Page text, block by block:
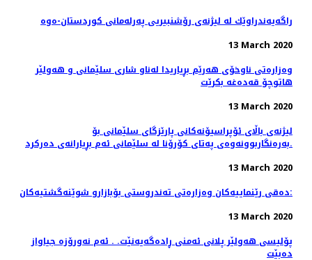
راگه‌یه‌ندراوێك لە لیژنەی رۆشنبیریی پەرلەمانی كوردستان-ەوە
13 March 2020
وەزارەتی ناوخۆی هەرێم بڕیاریدا لەناو شاری سلێمانی و هەولێر
هاتوچۆ قەدەغە بکرێت
13 March 2020
لیژنەی باڵای ئۆپراسیۆنەكانی پارێزگای سلێمانی بۆ
بەرەنگاربوونەوەی پەتای كۆرۆنا لە سلێمانی ئەم بڕیارانەی دەرکرد.
13 March 2020
دەقی رێنماییەكان وەزارەتی تەندروستی بۆبازارو شوێنەگشتیەکان:
13 March 2020
پۆلیسی هەولێر پلانی ئەمنی ڕادەگەیەنێت. . ئەم نەورۆزە جیاواز
دەبێت